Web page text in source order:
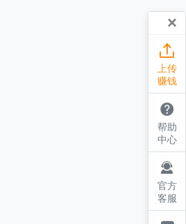
×

上传
赚钱

帮助
中心

官方
客服